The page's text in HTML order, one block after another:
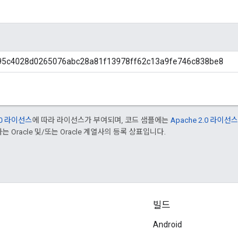
라이선스에 따라 라이선스가 부여되며, 코드 샘플에는 Apache 2.0 라이선스
는 Oracle 및/또는 Oracle 계열사의 등록 상표입니다.
빌드
Android